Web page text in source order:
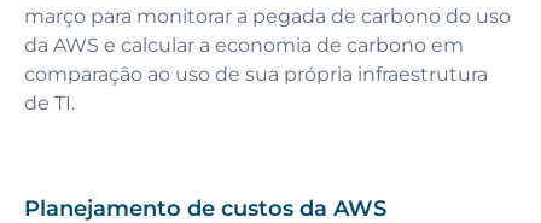
março para monitorar a pegada de carbono do uso
da AWS e calcular a economia de carbono em
comparação ao uso de sua própria infraestrutura
de TI.
Planejamento de custos da AWS